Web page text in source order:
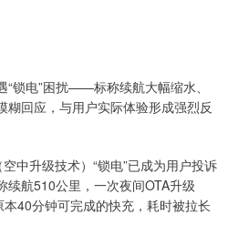
锁电”困扰——标称续航大幅缩水、
糊回应，与用户实际体验形成强烈反
中升级技术）“锁电”已成为用户投诉
续航510公里，一次夜间OTA升级
40分钟可完成的快充，耗时被拉长